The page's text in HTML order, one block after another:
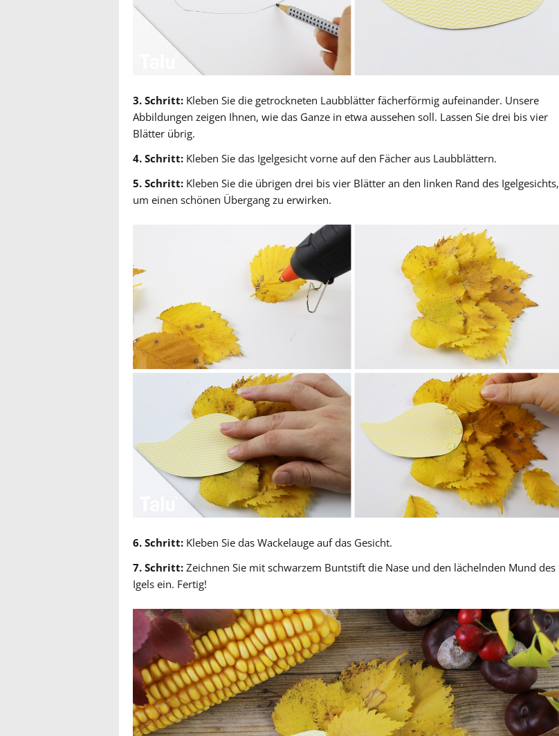
3. Schritt: Kleben Sie die getrockneten Laubblätter fächerförmig aufeinander. Unsere
Abbildungen zeigen Ihnen, wie das Ganze in etwa aussehen soll. Lassen Sie drei bis vier
Blätter übrig.
4. Schritt: Kleben Sie das Igelgesicht vorne auf den Fächer aus Laubblättern.
5. Schritt: Kleben Sie die übrigen drei bis vier Blätter an den linken Rand des Igelgesichts,
um einen schönen Übergang zu erwirken.
6. Schritt: Kleben Sie das Wackelauge auf das Gesicht.
7. Schritt: Zeichnen Sie mit schwarzem Buntstift die Nase und den lächelnden Mund des
Igels ein. Fertig!